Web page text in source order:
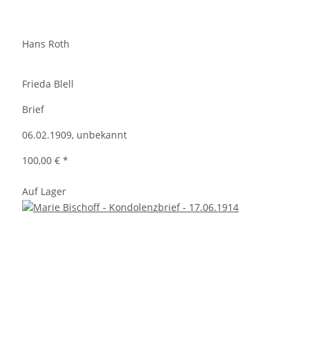
Hans Roth
Frieda Blell
Brief
06.02.1909, unbekannt
100,00 € *
Auf Lager